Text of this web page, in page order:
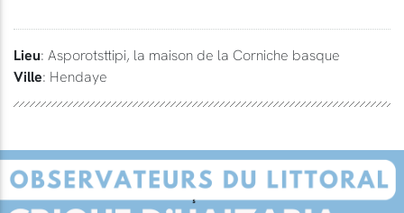
Lieu: Asporotsttipi, la maison de la Corniche basque
Ville: Hendaye